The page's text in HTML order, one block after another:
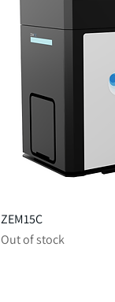
ZEM15C
Out of stock